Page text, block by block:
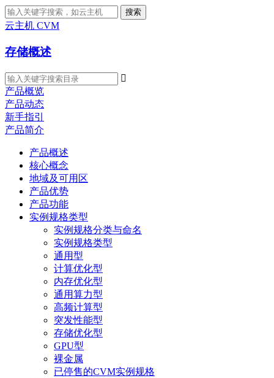
搜索
云主机 CVM
存储概述

产品概览
产品动态
新手指引
产品简介
产品概述
核心概念
地域及可用区
产品优势
产品功能
实例规格类型
实例规格分类与命名
实例规格类型
通用型
计算优化型
内存优化型
通用算力型
高频计算型
突发性能型
存储优化型
GPU型
裸金属
已停售的CVM实例规格